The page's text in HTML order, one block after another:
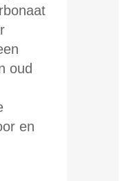
oud
en